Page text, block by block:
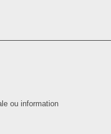
ou information